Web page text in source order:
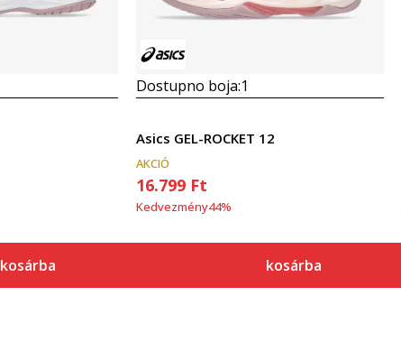
kosárba
Dostupno boja:1
Asics GEL-ROCKET 12
AKCIÓ
16.799 Ft
Kedvezmény44%
kosárba